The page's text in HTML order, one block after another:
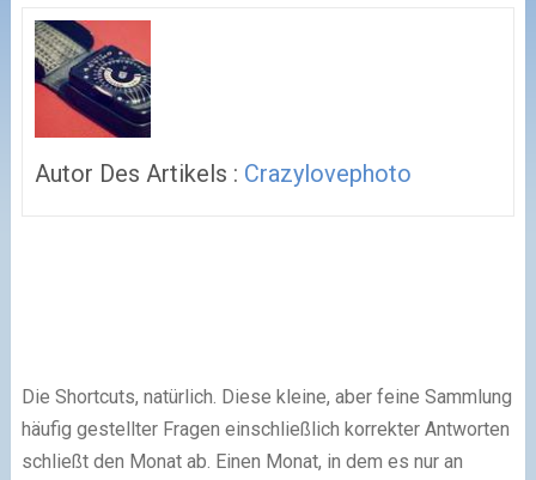
Autor Des Artikels : Crazylovephoto
Die Shortcuts, natürlich. Diese kleine, aber feine Sammlung
häufig gestellter Fragen einschließlich korrekter Antworten
schließt den Monat ab. Einen Monat, in dem es nur an